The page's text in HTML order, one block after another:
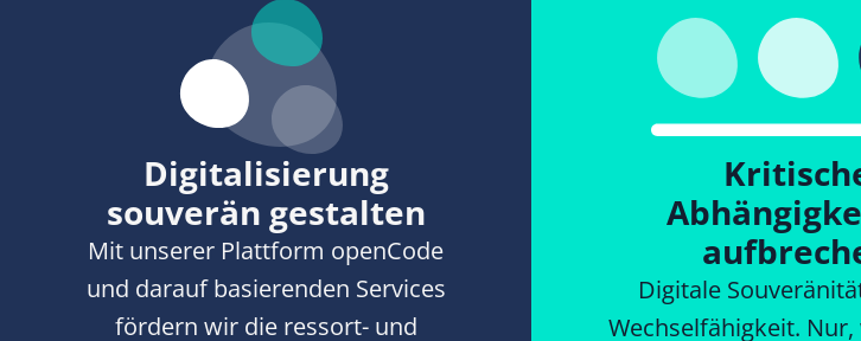
Digitalisierung
souverän gestalten
Mit unserer Plattform openCode
und darauf basierenden Services
fördern wir die ressort- und
Digitale
Wechselfähigkeit.